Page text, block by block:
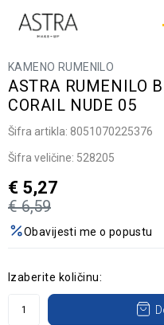
KAMENO RUMENILO
ASTRA RUMENILO
CORAIL NUDE 05
Šifra artikla: 8051070225376
Šifra veličine: 528205
€ 6,59
€ 5,27
Obavijesti me o popustu
Izaberite količinu: